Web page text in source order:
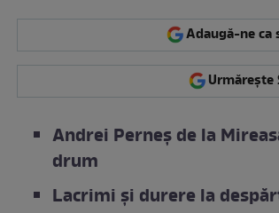
Adaugă-ne ca
Urmărește
Andrei Perneș de la
drum
Lacrimi și durere la